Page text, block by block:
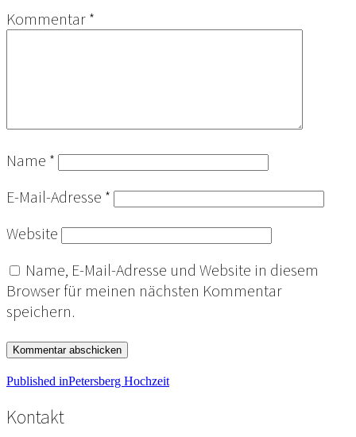
Kommentar*
Name *
E-Mail-Adresse *
Website
Name, E-Mail-Adresse und Website in diesem
Browser für meinen nächsten Kommentar
speichern.
Beitragsnavigation
Published inPetersberg Hochzeit
Kontakt